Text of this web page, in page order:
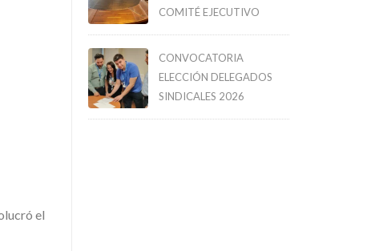
el
COMITÉ EJECUTIVO
CONVOCATORIA
ELECCIÓN DELEGADOS
SINDICALES 2026